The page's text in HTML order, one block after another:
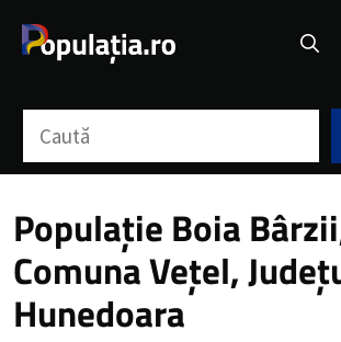
Populație Boia
Comuna Vețel,
Hunedoara